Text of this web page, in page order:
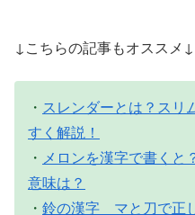
↓こちらの記事もオススメ↓
・ スレンダーとは？スリ
すく解説！
・ メロンを漢字で書くと
意味は？
・ 鈴の漢字 マと刀で正